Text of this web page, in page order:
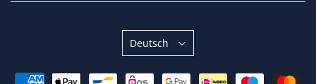
Sprache
Deutsch